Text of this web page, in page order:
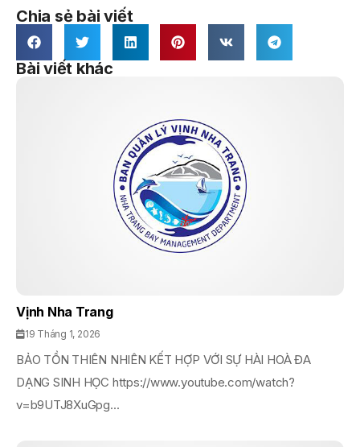
Chia sẻ bài viết
Bài viết khác
Vịnh Nha Trang
19 Tháng 1, 2026
BẢO TỒN THIÊN NHIÊN KẾT HỢP VỚI SỰ HÀI HOÀ ĐA
DẠNG SINH HỌC https://www.youtube.com/watch?
v=b9UTJ8XuGpg...